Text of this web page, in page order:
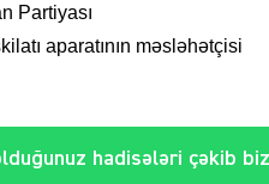
Partiyası
aparatının məsləhətçisi
hadisələri çəkib